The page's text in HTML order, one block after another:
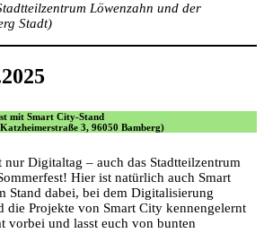
Löwenzahn und der
Stadt)
mit Smart City-Stand
3, 96050 Bamberg)
Digitaltag – auch das Stadtteilzentrum
Hier ist natürlich auch Smart
Stand dabei, bei dem Digitalisierung
die Projekte von Smart City kennengelernt
vorbei und lasst euch von bunten